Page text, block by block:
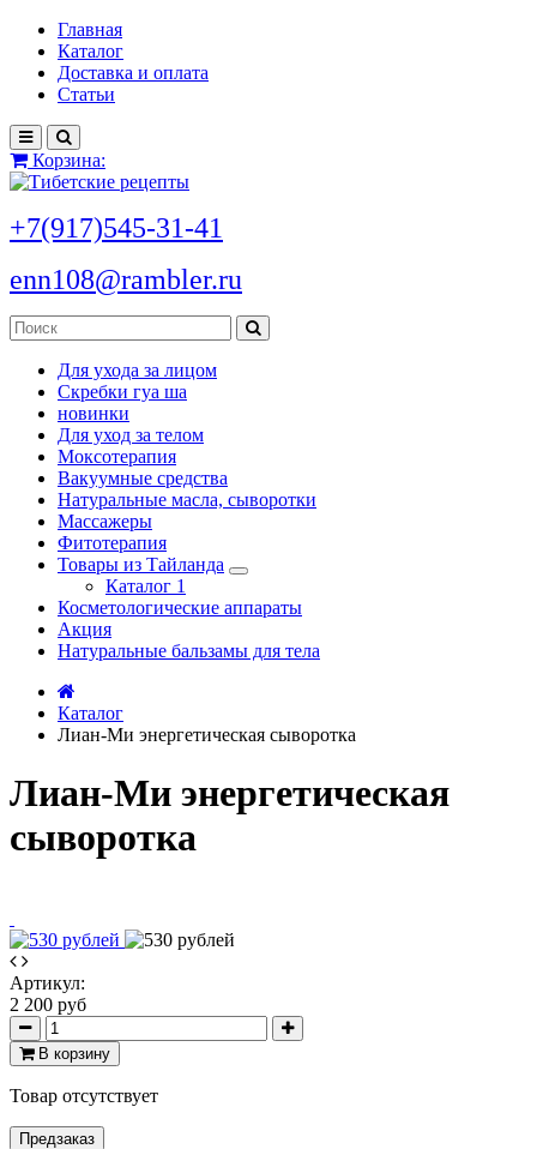
Главная
Каталог
Доставка и оплата
Статьи
Корзина:
+7(917)545-31-41
enn108@rambler.ru
Для ухода за лицом
Скребки гуа ша
новинки
Для уход за телом
Моксотерапия
Вакуумные средства
Натуральные масла, сыворотки
Массажеры
Фитотерапия
Товары из Тайланда
Каталог 1
Косметологические аппараты
Акция
Натуральные бальзамы для тела
Каталог
Лиан-Ми энергетическая сыворотка
Лиан-Ми энергетическая
сыворотка
Артикул:
2 200 руб
В корзину
Товар отсутствует
Предзаказ